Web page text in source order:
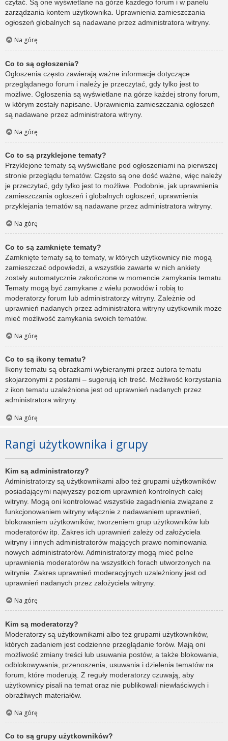
czytać. Są one wyświetlane na górze każdego forum i w panelu
zarządzania kontem użytkownika. Uprawnienia zamieszczania
ogłoszeń globalnych są nadawane przez administratora witryny.
Na górę
Co to są ogłoszenia?
Ogłoszenia często zawierają ważne informacje dotyczące
przeglądanego forum i należy je przeczytać, gdy tylko jest to
możliwe. Ogłoszenia są wyświetlane na górze każdej strony forum,
w którym zostały napisane. Uprawnienia zamieszczania ogłoszeń
są nadawane przez administratora witryny.
Na górę
Co to są przyklejone tematy?
Przyklejone tematy są wyświetlane pod ogłoszeniami na pierwszej
stronie przeglądu tematów. Często są one dość ważne, więc należy
je przeczytać, gdy tylko jest to możliwe. Podobnie, jak uprawnienia
zamieszczania ogłoszeń i globalnych ogłoszeń, uprawnienia
przyklejania tematów są nadawane przez administratora witryny.
Na górę
Co to są zamknięte tematy?
Zamknięte tematy są to tematy, w których użytkownicy nie mogą
zamieszczać odpowiedzi, a wszystkie zawarte w nich ankiety
zostały automatycznie zakończone w momencie zamykania tematu.
Tematy mogą być zamykane z wielu powodów i robią to
moderatorzy forum lub administratorzy witryny. Zależnie od
uprawnień nadanych przez administratora witryny użytkownik może
mieć możliwość zamykania swoich tematów.
Na górę
Co to są ikony tematu?
Ikony tematu są obrazkami wybieranymi przez autora tematu
skojarzonymi z postami – sugerują ich treść. Możliwość korzystania
z ikon tematu uzależniona jest od uprawnień nadanych przez
administratora witryny.
Na górę
Rangi użytkownika i grupy
Kim są administratorzy?
Administratorzy są użytkownikami albo też grupami użytkowników
posiadającymi najwyższy poziom uprawnień kontrolnych całej
witryny. Mogą oni kontrolować wszystkie zagadnienia związane z
funkcjonowaniem witryny włącznie z nadawaniem uprawnień,
blokowaniem użytkowników, tworzeniem grup użytkowników lub
moderatorów itp. Zakres ich uprawnień zależy od założyciela
witryny i innych administratorów mających prawo nominowania
nowych administratorów. Administratorzy mogą mieć pełne
uprawnienia moderatorów na wszystkich forach utworzonych na
witrynie. Zakres uprawnień moderacyjnych uzależniony jest od
uprawnień nadanych przez założyciela witryny.
Na górę
Kim są moderatorzy?
Moderatorzy są użytkownikami albo też grupami użytkowników,
których zadaniem jest codzienne przeglądanie forów. Mają oni
możliwość zmiany treści lub usuwania postów, a także blokowania,
odblokowywania, przenoszenia, usuwania i dzielenia tematów na
forum, które moderują. Z reguły moderatorzy czuwają, aby
użytkownicy pisali na temat oraz nie publikowali niewłaściwych i
obraźliwych materiałów.
Na górę
Co to są grupy użytkowników?